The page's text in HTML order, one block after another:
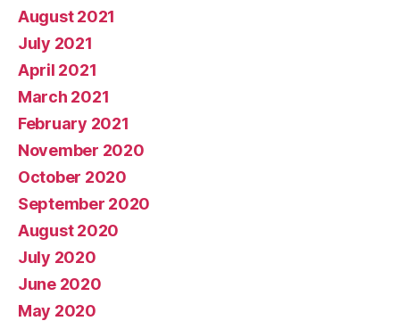
August 2021
July 2021
April 2021
March 2021
February 2021
November 2020
October 2020
September 2020
August 2020
July 2020
June 2020
May 2020